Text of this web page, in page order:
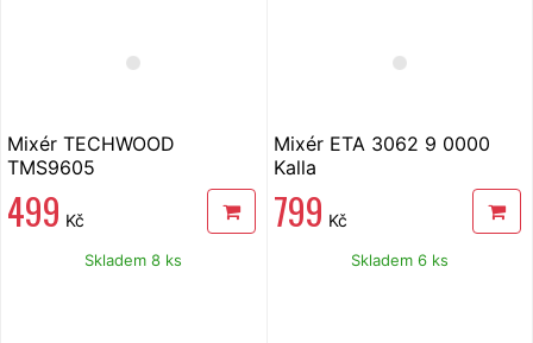
Mixér TECHWOOD
TMS9605
499 Kč
Skladem 8 ks
Mixér ETA 3062 9 0000
Kalla
799 Kč
Skladem 6 ks